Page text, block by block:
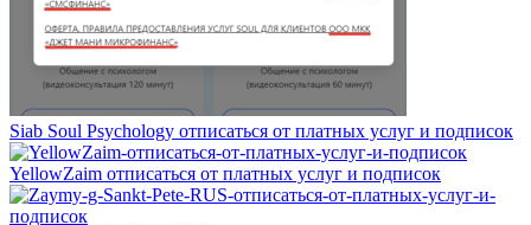
Siab Soul Psychology отписаться от платных услуг и подписок
YellowZaim отписаться от платных услуг и подписок